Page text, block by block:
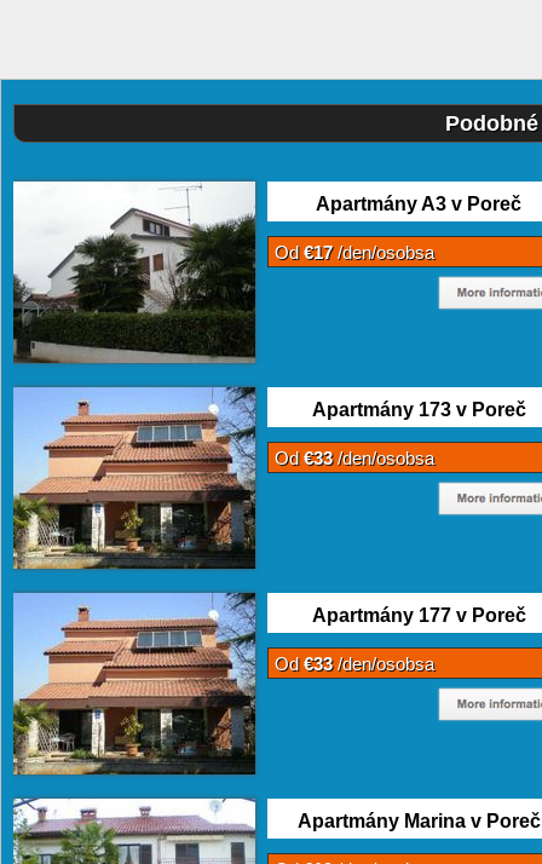
Apartmány A3 v Poreč
Od€17/den/osobsa
Apartmány 173 v Poreč
Od€33/den/osobsa
Apartmány 177 v Poreč
Od€33/den/osobsa
Apartmány Marina v Poreč